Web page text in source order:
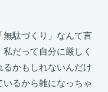
無駄づくり」なんて言
だって自分に厳しく
るかもしれないんだけ
るから雑になっちゃ